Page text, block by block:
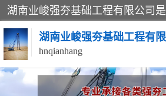
湖南业峻强夯基础工程有
hnqianhang